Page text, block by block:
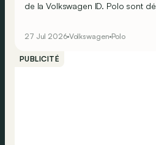
de la Volkswagen ID. Polo sont
27 Jul 2026 Volkswagen Polo
PUBLICITÉ